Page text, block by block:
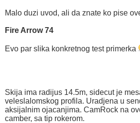
Malo duzi uvod, ali da znate ko pise
Fire Arrow 74
Evo par slika konkretnog test primerka
Skija ima radijus 14.5m, sidecut je
veleslalomskog profila. Uradjena u
aksijalnim ojacanjima. CamRock na
camber, sa tip rokerom.